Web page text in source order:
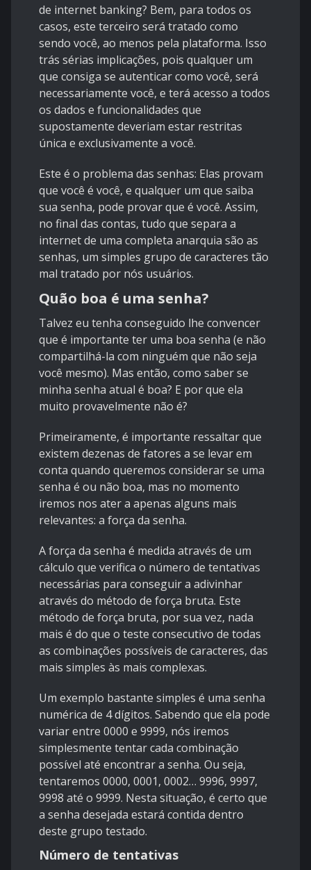
de internet banking? Bem, para todos os
casos, este terceiro será tratado como
sendo você, ao menos pela plataforma. Isso
trás sérias implicações, pois qualquer um
que consiga se autenticar como você, será
necessariamente você, e terá acesso a todos
os dados e funcionalidades que
supostamente deveriam estar restritas
única e exclusivamente a você.
Este é o problema das senhas: Elas provam
que você é você, e qualquer um que saiba
sua senha, pode provar que é você. Assim,
no final das contas, tudo que separa a
internet de uma completa anarquia são as
senhas, um simples grupo de caracteres tão
mal tratado por nós usuários.
Quão boa é uma senha?
Talvez eu tenha conseguido lhe convencer
que é importante ter uma boa senha (e não
compartilhá-la com ninguém que não seja
você mesmo). Mas então, como saber se
minha senha atual é boa? E por que ela
muito provavelmente não é?
Primeiramente, é importante ressaltar que
existem dezenas de fatores a se levar em
conta quando queremos considerar se uma
senha é ou não boa, mas no momento
iremos nos ater a apenas alguns mais
relevantes: a força da senha.
A força da senha é medida através de um
cálculo que verifica o número de tentativas
necessárias para conseguir a adivinhar
através do método de força bruta. Este
método de força bruta, por sua vez, nada
mais é do que o teste consecutivo de todas
as combinações possíveis de caracteres, das
mais simples às mais complexas.
Um exemplo bastante simples é uma senha
numérica de 4 dígitos. Sabendo que ela pode
variar entre 0000 e 9999, nós iremos
simplesmente tentar cada combinação
possível até encontrar a senha. Ou seja,
tentaremos 0000, 0001, 0002… 9996, 9997,
9998 até o 9999. Nesta situação, é certo que
a senha desejada estará contida dentro
deste grupo testado.
Número de tentativas